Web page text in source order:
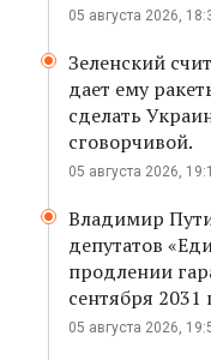
05 августа 2026,
Зеленский
дает ему
сделать
сговорчивой.
05 августа 2026,
Владимир
депутатов
продлении
сентября 2031
05 августа 2026,